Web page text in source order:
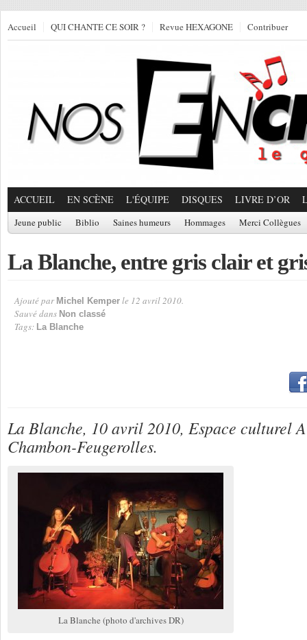
Accueil QUI CHANTE CE SOIR ? Revue HEXAGONE Contribuer
ACCUEIL EN SCÈNE L'ÉQUIPE DISQUES LIVRE D’OR
Jeune public Biblio Saines humeurs Hommages Merci Collègues
La Blanche, entre gris clair et
Ajouté par Michel Kemper le 12 avril 2010.
Sauvé dans Non classé
Tags: La Blanche
La Blanche, 10 avril 2010, Espace culturel
Chambon-Feugerolles.
La Blanche (photo d'archives DR)